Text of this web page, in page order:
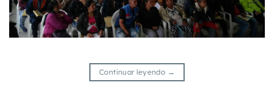
Continuar leyendo →